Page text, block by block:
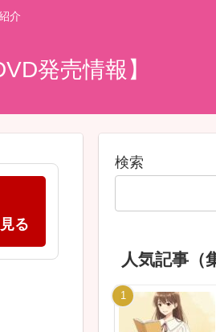
介
発売情報】
る
検索
人気記事（